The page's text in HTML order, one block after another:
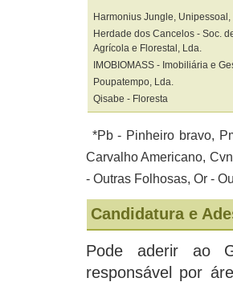
Harmonius Jungle, Unipessoal,
Herdade dos Cancelos - Soc.
Agrícola e Florestal, Lda.
IMOBIOMASS - Imobiliária e
Poupatempo, Lda.
Qisabe - Floresta
*Pb - Pinheiro bravo,
Carvalho Americano,
- Outras Folhosas, Or -
Candidatura e
Pode aderir ao
responsável por